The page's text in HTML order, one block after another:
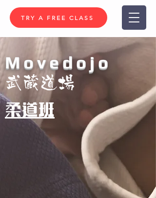
TRY A FREE CLASS
Movedojo
武蔵道場
柔道班